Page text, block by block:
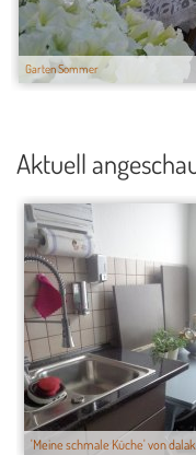
Garten Sommer
Aktuell
'Meine schmale Küche' von